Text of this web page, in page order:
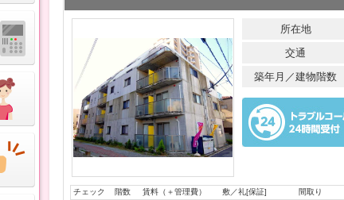
所在地
交通
築年月／建物階数
チェック 階数 賃料（＋管理費） 敷／礼[保証] 間取り